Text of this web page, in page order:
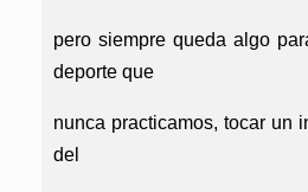
pero siempre queda algo
deporte que
nunca practicamos, tocar un
del